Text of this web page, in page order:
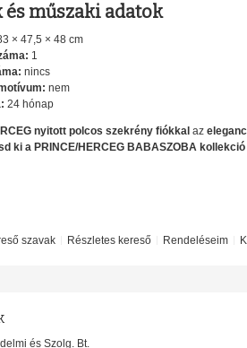
és műszaki adatok
× 47,5 × 48 cm
1
nincs
nem
24 hónap
nyitott polcos szekrény fiókkal az
ki a PRINCE/HERCEG BABASZOBA
szavak Részletes kereső Rendeléseim
és Szolg. Bt.